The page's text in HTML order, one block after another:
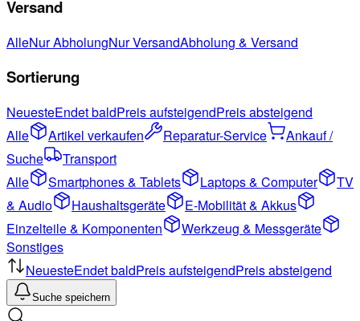
Versand
AlleNur AbholungNur VersandAbholung & Versand
Sortierung
NeuesteEndet baldPreis aufsteigendPreis absteigend
Alle
Artikel verkaufen Reparatur-Service
Ankauf /
Suche
Transport
Alle
Smartphones & Tablets Laptops & Computer
TV
& Audio
Haushaltsgeräte
E-Mobilität & Akkus
Einzelteile & Komponenten
Werkzeug & Messgeräte
Sonstiges
NeuesteEndet baldPreis aufsteigendPreis absteigend
Suche speichern